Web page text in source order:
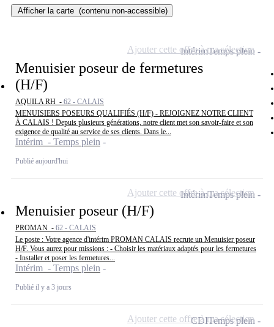
Afficher la carte (contenu non-accessible)
Menuisier poseur de fermetures
(H/F)
AQUILA RH - 62 - CALAIS
MENUISIERS POSEURS QUALIFIÉS (H/F) - REJOIGNEZ NOTRE CLIENT
À CALAIS ! Depuis plusieurs générations, notre client met son savoir-faire et son
exigence de qualité au service de ses clients. Dans le...
Intérim - Temps plein
Publié aujourd'hui
IntérimTemps plein
Ajouter cette offre à ma sélection
Menuisier poseur (H/F)
PROMAN - 62 - CALAIS
Le poste : Votre agence d'intérim PROMAN CALAIS recrute un Menuisier poseur
H/F. Vous aurez pour missions : - Choisir les matériaux adaptés pour les fermetures
- Installer et poser les fermetures...
Intérim - Temps plein
Publié il y a 3 jours
IntérimTemps plein
Ajouter cette offre à ma sélection
CDITemps plein
Ajouter cette offre à ma sélection